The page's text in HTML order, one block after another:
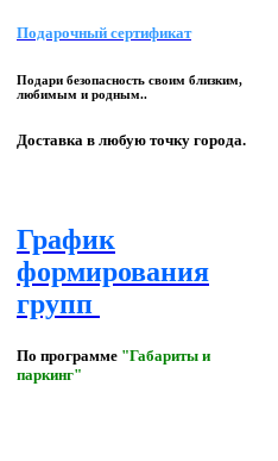
Подарочный сертификат
Подари безопасность своим близким,
любимым и родным..
Доставка в любую точку города.
График
формирования
групп
По программе "Габариты и
паркинг"